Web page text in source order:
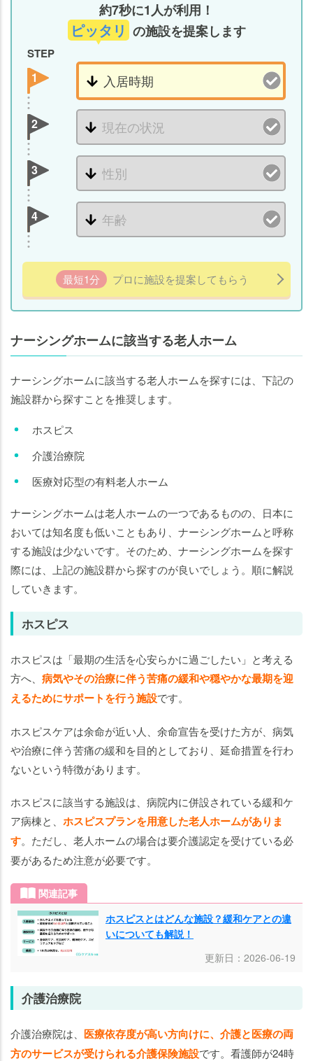
約7秒に1人が利用！
ピッタリ の施設を提案します
STEP
1
2
3
4
最短1分 プロに施設を提案してもらう
ナーシングホームに該当する老人ホーム
ナーシングホームに該当する老人ホームを探すには、下記の
施設群から探すことを推奨します。
ホスピス
介護治療院
医療対応型の有料老人ホーム
ナーシングホームは老人ホームの一つであるものの、日本に
おいては知名度も低いこともあり、ナーシングホームと呼称
する施設は少ないです。そのため、ナーシングホームを探す
際には、上記の施設群から探すのが良いでしょう。順に解説
していきます。
ホスピス
ホスピスは「最期の生活を心安らかに過ごしたい」と考える
方へ、 病気やその治療に伴う苦痛の緩和や穏やかな最期を迎
えるためにサポートを行う施設です。
ホスピスケアは余命が近い人、余命宣告を受けた方が、病気
や治療に伴う苦痛の緩和を目的としており、延命措置を行わ
ないという特徴があります。
ホスピスに該当する施設は、病院内に併設されている緩和ケ
ア病棟と、 ホスピスプランを用意した老人ホームがありま
す。ただし、老人ホームの場合は要介護認定を受けている必
要があるため注意が必要です。
関連記事
ホスピスとはどんな施設？緩和ケアとの違
いについても解説！
更新日：2026-06-19
介護治療院
介護治療院は、 医療依存度が高い方向けに、介護と医療の両
方のサービスが受けられる介護保険施設です。看護師が24時